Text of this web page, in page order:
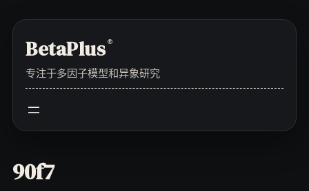
contentBetaPlus®
专注于多因子模型和异象研究
90f7